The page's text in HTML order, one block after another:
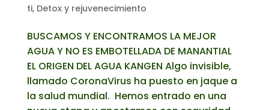
ti, Detox y rejuvenecimiento
BUSCAMOS Y ENCONTRAMOS LA MEJOR
AGUA Y NO ES EMBOTELLADA DE MANANTIAL
EL ORIGEN DEL AGUA KANGEN Algo invisible,
llamado CoronaVirus ha puesto en jaque a
la salud mundial. Hemos entrado en una